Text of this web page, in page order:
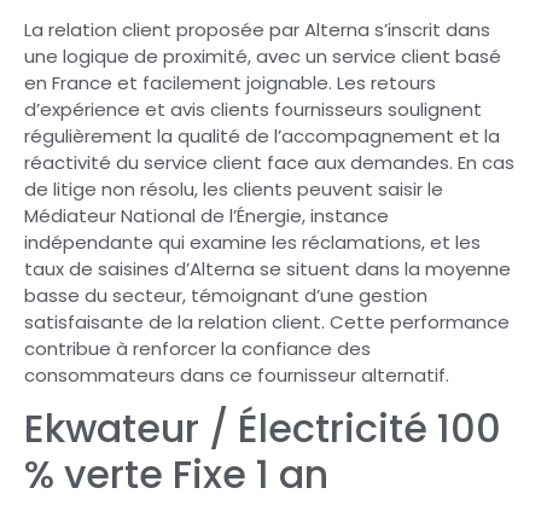
La relation client proposée par Alterna s’inscrit dans
une logique de proximité, avec un service client basé
en France et facilement joignable. Les retours
d’expérience et avis clients fournisseurs soulignent
régulièrement la qualité de l’accompagnement et la
réactivité du service client face aux demandes. En cas
de litige non résolu, les clients peuvent saisir le
Médiateur National de l’Énergie, instance
indépendante qui examine les réclamations, et les
taux de saisines d’Alterna se situent dans la moyenne
basse du secteur, témoignant d’une gestion
satisfaisante de la relation client. Cette performance
contribue à renforcer la confiance des
consommateurs dans ce fournisseur alternatif.
Ekwateur / Électricité 100
% verte Fixe 1 an